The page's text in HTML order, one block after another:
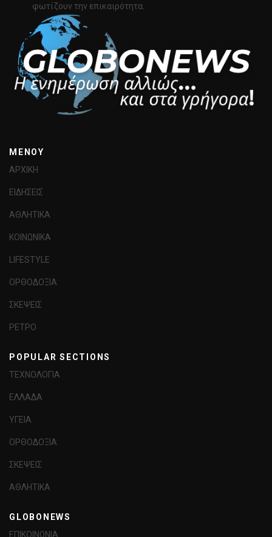
φωτίζουν την επικαιρότητα.
MENOY
ΑΡΧΙΚΗ
ΕΙΔΗΣΕΙΣ
ΑΘΛΗΤΙΚΑ
ΚΟΙΝΩΝΙΚΑ
LIFESTYLE
ΟΡΘΟΔΟΞΙΑ
ΣΚΕΨΕΙΣ
ΡΕΤΡΟ
POPULAR SECTIONS
ΤΕΧΝΟΛΟΓΙΑ
ΕΛΛΑΔΑ
ΥΓΕΙΑ
ΟΡΘΟΔΟΞΙΑ
ΣΚΕΨΕΙΣ
ΑΘΛΗΤΙΚΑ
GLOBONEWS
ΕΠΙΚΟΙΝΩΝΙΑ